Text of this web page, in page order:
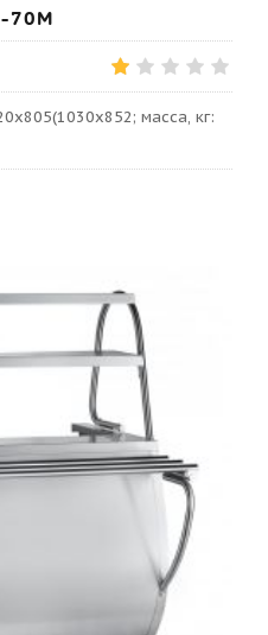
70М
масса, кг: